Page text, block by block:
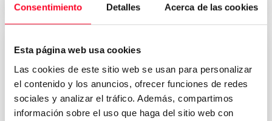
Consentimiento Detalles Acerca de las cookies
Esta página web usa cookies
Las cookies de este sitio web se usan para personalizar
el contenido y los anuncios, ofrecer funciones de redes
sociales y analizar el tráfico. Además, compartimos
información sobre el uso que haga del sitio web con